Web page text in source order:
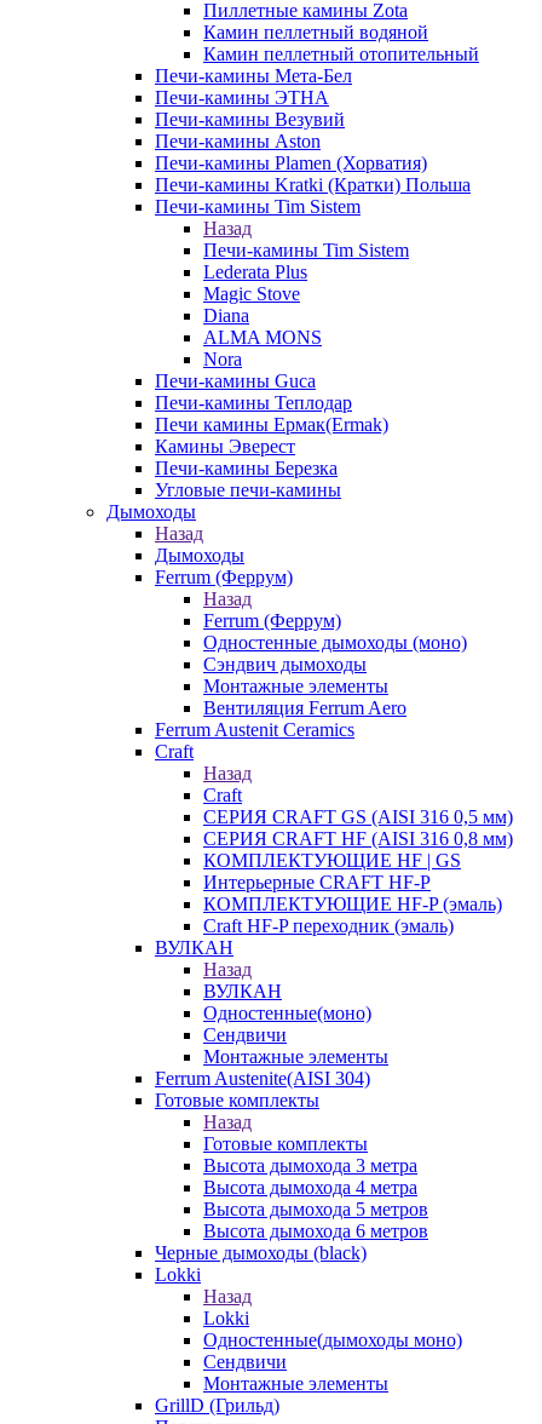
Пиллетные камины Zota
Камин пеллетный водяной
Камин пеллетный отопительный
Печи-камины Мета-Бел
Печи-камины ЭТНА
Печи-камины Везувий
Печи-камины Aston
Печи-камины Plamen (Хорватия)
Печи-камины Kratki (Кратки) Польша
Печи-камины Tim Sistem
Назад
Печи-камины Tim Sistem
Lederata Plus
Magic Stove
Diana
ALMA MONS
Nora
Печи-камины Guca
Печи-камины Теплодар
Печи камины Ермак(Ermak)
Камины Эверест
Печи-камины Березка
Угловые печи-камины
Дымоходы
Назад
Дымоходы
Ferrum (Феррум)
Назад
Ferrum (Феррум)
Одностенные дымоходы (моно)
Сэндвич дымоходы
Монтажные элементы
Вентиляция Ferrum Aero
Ferrum Austenit Ceramics
Craft
Назад
Craft
СЕРИЯ CRAFT GS (AISI 316 0,5 мм)
СЕРИЯ CRAFT HF (AISI 316 0,8 мм)
КОМПЛЕКТУЮЩИЕ HF | GS
Интерьерные CRAFT HF-P
КОМПЛЕКТУЮЩИЕ HF-P (эмаль)
Craft HF-P переходник (эмаль)
ВУЛКАН
Назад
ВУЛКАН
Одностенные(моно)
Сендвичи
Монтажные элементы
Ferrum Austenite(AISI 304)
Готовые комплекты
Назад
Готовые комплекты
Высота дымохода 3 метра
Высота дымохода 4 метра
Высота дымохода 5 метров
Высота дымохода 6 метров
Черные дымоходы (black)
Lokki
Назад
Lokki
Одностенные(дымоходы моно)
Сендвичи
Монтажные элементы
GrillD (Грильд)